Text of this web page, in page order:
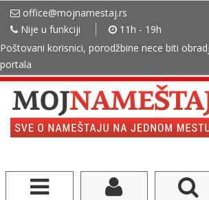
office@mojnamestaj.rs
Nije u funkciji
11h - 19h
Poštovani korisnici, porodžbine nece biti
portala